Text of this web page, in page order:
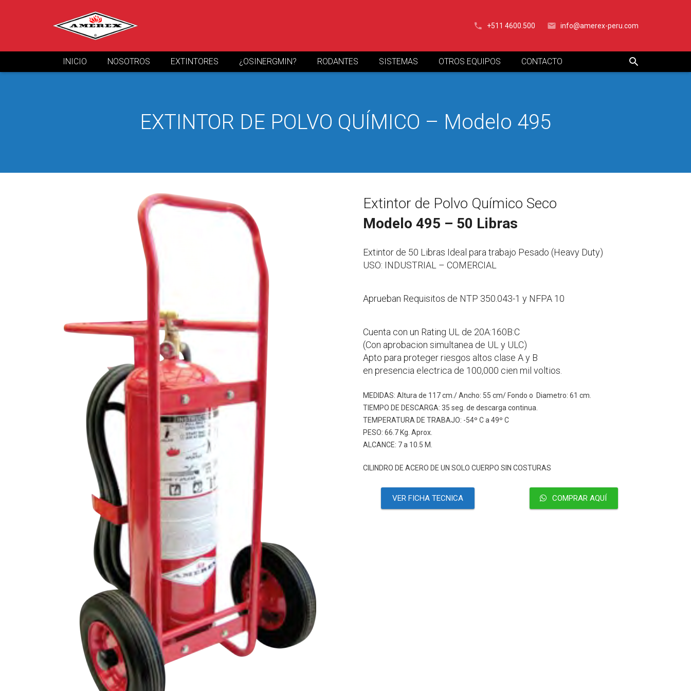
+511 4600.500 info@amerex-peru.com
INICIO NOSOTROS EXTINTORES ¿OSINERGMIN? RODANTES SISTEMAS OTROS EQUIPOS CONTACTO
EXTINTOR DE POLVO QUÍMICO – Modelo 495
Extintor de Polvo Químico Seco
Modelo 495 – 50 Libras
Extintor de 50 Libras Ideal para trabajo Pesado (Heavy Duty)
USO: INDUSTRIAL – COMERCIAL
Aprueban Requisitos de NTP 350.043-1 y NFPA 10
Cuenta con un Rating UL de 20A:160B:C
(Con aprobacion simultanea de UL y ULC)
Apto para proteger riesgos altos clase A y B
en presencia electrica de 100,000 cien mil voltios.
MEDIDAS: Altura de 117 cm./ Ancho: 55 cm/ Fondo o Diametro: 61 cm.
TIEMPO DE DESCARGA: 35 seg. de descarga continua.
TEMPERATURA DE TRABAJO: -54º C a 49º C
PESO: 66.7 Kg. Aprox.
ALCANCE: 7 a 10.5 M.
CILINDRO DE ACERO DE UN SOLO CUERPO SIN COSTURAS
VER FICHA TECNICA COMPRAR AQUÍ